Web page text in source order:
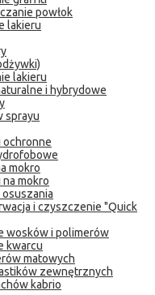
powłok
lakieru
lakieru
i hybrydowe
sprayu
ochronne
mokro
na mokro
i czyszczenie "Quick
wosków i polimerów
kwarcu
matowych
zewnętrznych
kabrio